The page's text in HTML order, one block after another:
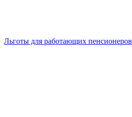
Льготы для работающих пенсионеров